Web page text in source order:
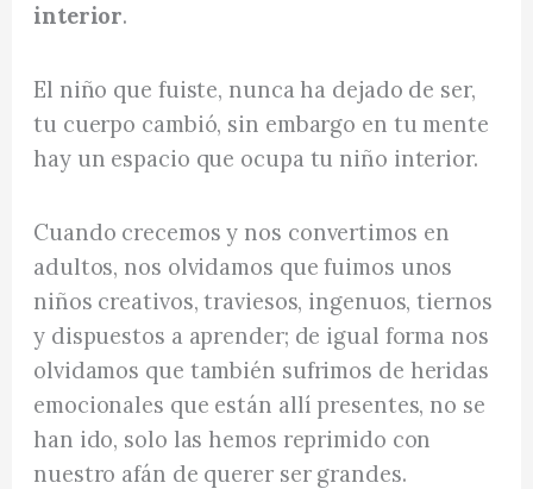
interior.
El niño que fuiste, nunca ha dejado de ser,
tu cuerpo cambió, sin embargo en tu mente
hay un espacio que ocupa tu niño interior.
Cuando crecemos y nos convertimos en
adultos, nos olvidamos que fuimos unos
niños creativos, traviesos, ingenuos, tiernos
y dispuestos a aprender; de igual forma nos
olvidamos que también sufrimos de heridas
emocionales que están allí presentes, no se
han ido, solo las hemos reprimido con
nuestro afán de querer ser grandes.